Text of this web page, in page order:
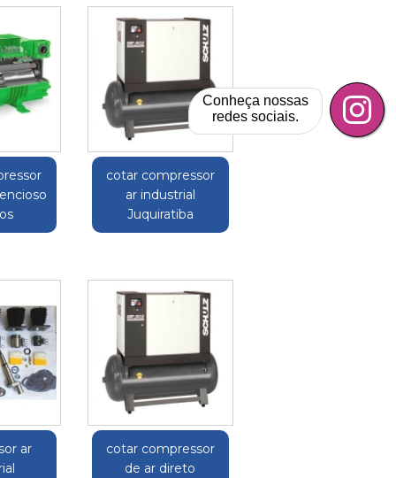
cotar compressor
ar industrial
Juquiratiba
ar
cotar compressor
de ar direto
Conheça nossas
redes sociais.